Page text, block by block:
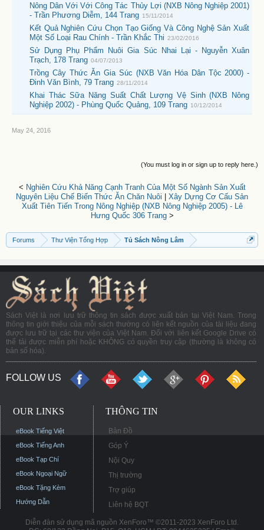
Nông Dân Với Với Công Tác Thủy Lợi (NXB Nông Nghiệp 2001)
- Trần Phương Diễm, 144 Trang 15/11/2014
Kết Quả Nghiên Cứu Chọn Tạo Giống Và Công Nghệ Sản Xuất
Một Số Loại Rau Chính - Trần Khắc Thi 23/02/2016
Sử Dụng Phụ Phẩm Nuôi Gia Súc Nhai Lại - Nguyễn Xuân
Trạch, 178 Trang 04/07/2013
Trồng Cây Thức Ăn Gia Súc (NXB Văn Hóa Dân Tộc 2000) -
Đinh Văn Bình, 79 Trang 28/11/2014
Khai Thác Sữa Năng Suất Chất Lượng Vệ Sinh (NXB Nông
Nghiệp 2002) - Phùng Quốc Quảng, 109 Trang 10/12/2014
May 24, 2016
(You must log in or sign up to reply here.)
< Nghiên Cứu Khả Năng Cạnh Tranh Của Một Số Ngành Sản Xuất
Nguyên Liệu Chế Biến Thức Ăn Chăn Nuôi
Xây Dựng Cơ Cấu Sản
Xuất Tiên Tiến Trong Nông Nghiệp (NXB Nông Nghiệp 2005) - Lê
Hưng Quốc 306 Trang>
Forums Thư Viện Tổng Hợp Tủ Sách Nông Lâm
Sách Việt là nơi lưu trữ thông tin sách được xuất bản tại Việt Nam. Trong
thông tin giới thiệu của mỗi sách thường có liên kết nguồn của tài liệu đang
được lưu trữ tại các thư viện của Việt Nam. Đối với liên kết Google Drive có
thể tải được miễn phí hoặc KHÔNG có quyền truy cập (thường là không có
bản số hóa).
FOLLOW US
OUR LINKS
eBook Tiếng Việt
eBook Tiếng Anh
eBook Tạp Chí
eBook Ngoại Ngữ
eBook Tặng Kèm
Hướng Dẫn
THÔNG TIN
Bản Đồ
Góp Ý
Nội Quy
Thị trường
Trợ giúp
Liên hệ BQT
Diễn đàn sử dụng mã nguồn XenForo™ ©2011-2023 XenForo Ltd.